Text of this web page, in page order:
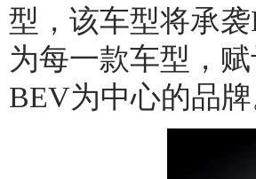
型，该车型将承
为每一款车型，
BEV为中心的品牌